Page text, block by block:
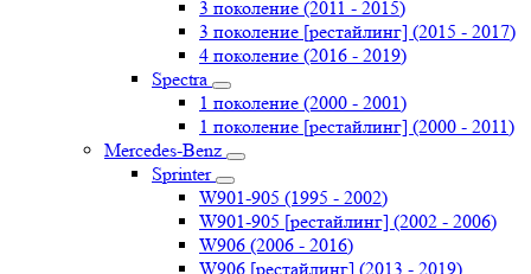
3 поколение (2011 - 2015)
3 поколение [рестайлинг] (2015 - 2017)
4 поколение (2016 - 2019)
Spectra
1 поколение (2000 - 2001)
1 поколение [рестайлинг] (2000 - 2011)
Mercedes-Benz
Sprinter
W901-905 (1995 - 2002)
W901-905 [рестайлинг] (2002 - 2006)
W906 (2006 - 2016)
W906 [рестайлинг] (2013 - 2019)